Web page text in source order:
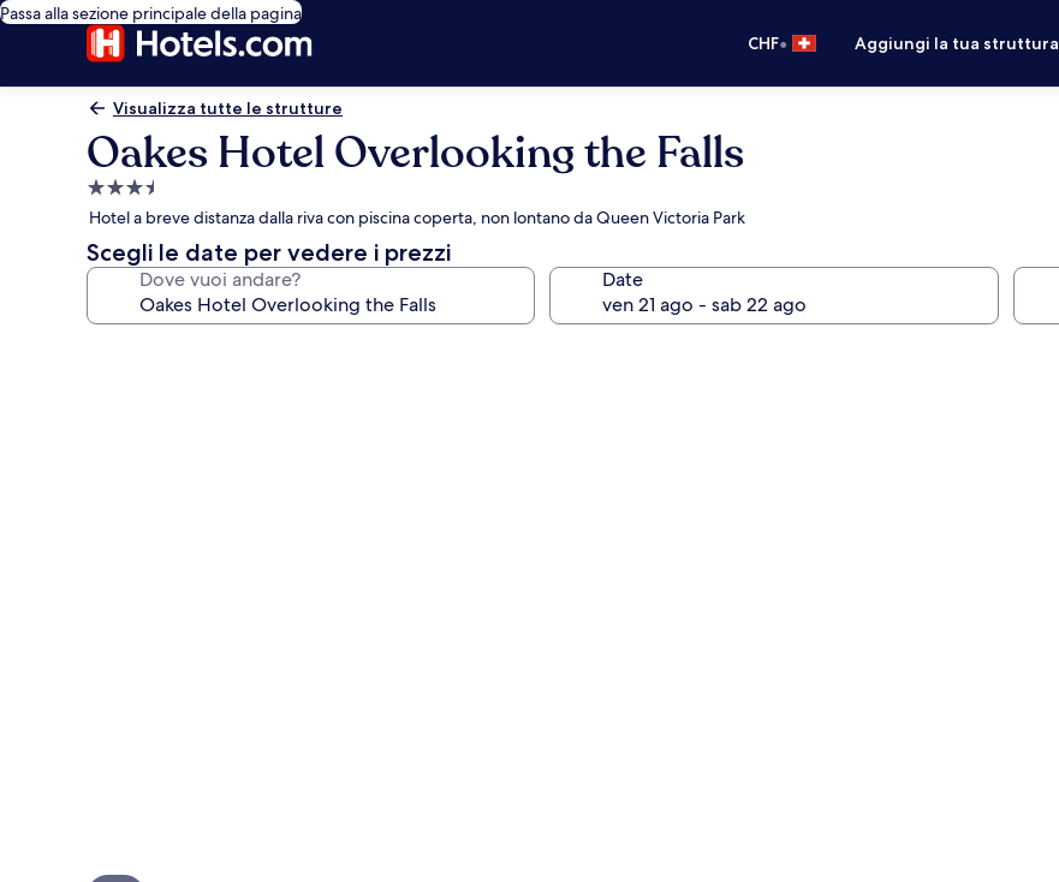
Passa alla sezione principale della pagina
CHF• Aggiungi la tua struttura
Visualizza tutte le strutture
Oakes Hotel Overlooking the Falls
Struttura
a
3.5
stelle
Hotel a breve distanza dalla riva con piscina coperta, non lontano da Queen Victoria Park
Scegli le date per vedere i prezzi
Dove vuoi andare? Date